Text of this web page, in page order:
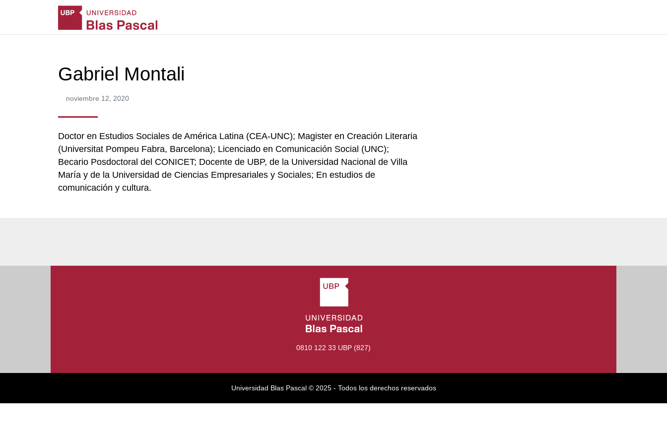
Gabriel Montali
noviembre 12, 2020
Doctor en Estudios Sociales de América Latina (CEA-UNC); Magister en Creación Literaria
(Universitat Pompeu Fabra, Barcelona); Licenciado en Comunicación Social (UNC);
Becario Posdoctoral del CONICET; Docente de UBP, de la Universidad Nacional de Villa
María y de la Universidad de Ciencias Empresariales y Sociales; En estudios de
comunicación y cultura.
0810 122 33 UBP (827)
Universidad Blas Pascal ©️ 2025 - Todos los derechos reservados